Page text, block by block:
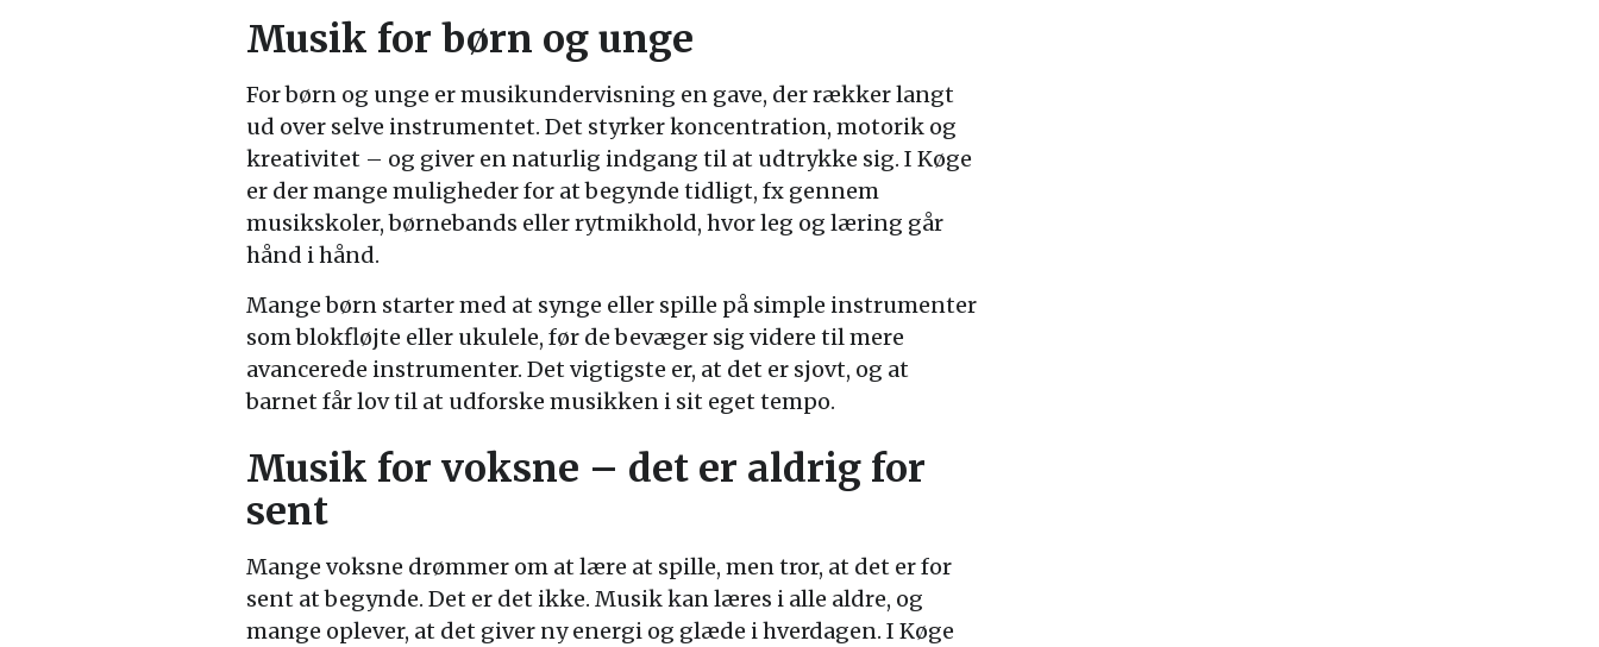
Musik for børn og unge
For børn og unge er musikundervisning en gave, der rækker langt
ud over selve instrumentet. Det styrker koncentration, motorik og
kreativitet – og giver en naturlig indgang til at udtrykke sig. I Køge
er der mange muligheder for at begynde tidligt, fx gennem
musikskoler, børnebands eller rytmikhold, hvor leg og læring går
hånd i hånd.
Mange børn starter med at synge eller spille på simple instrumenter
som blokfløjte eller ukulele, før de bevæger sig videre til mere
avancerede instrumenter. Det vigtigste er, at det er sjovt, og at
barnet får lov til at udforske musikken i sit eget tempo.
Musik for voksne – det er aldrig for
sent
Mange voksne drømmer om at lære at spille, men tror, at det er for
sent at begynde. Det er det ikke. Musik kan læres i alle aldre, og
mange oplever, at det giver ny energi og glæde i hverdagen. I Køge